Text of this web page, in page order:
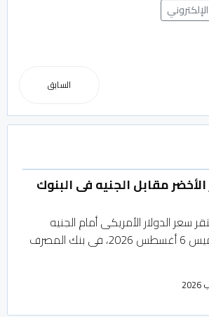
الإلكتروني
السابق
مقابل الجنيه فى البنوك
سعر الدولار الأمريكى أمام الجنيه
المصرى، اليوم الخميس 6 أغسطس 2026، فى بنك المصرف